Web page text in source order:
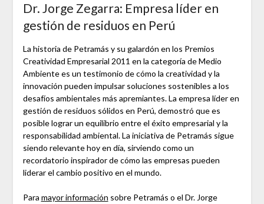
Dr. Jorge Zegarra: Empresa líder en
gestión de residuos en Perú
La historia de Petramás y su galardón en los Premios
Creatividad Empresarial 2011 en la categoría de Medio
Ambiente es un testimonio de cómo la creatividad y la
innovación pueden impulsar soluciones sostenibles a los
desafíos ambientales más apremiantes. La empresa líder en
gestión de residuos sólidos en Perú, demostró que es
posible lograr un equilibrio entre el éxito empresarial y la
responsabilidad ambiental. La iniciativa de Petramás sigue
siendo relevante hoy en día, sirviendo como un
recordatorio inspirador de cómo las empresas pueden
liderar el cambio positivo en el mundo.
Para mayor información sobre Petramás o el Dr. Jorge